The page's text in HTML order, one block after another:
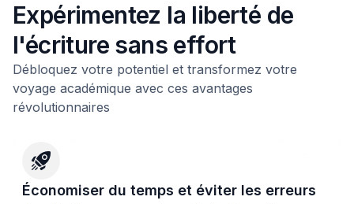
Expérimentez la liberté de
l'écriture sans effort
Débloquez votre potentiel et transformez votre
voyage académique avec ces avantages
révolutionnaires
Économiser du temps et éviter les erreurs